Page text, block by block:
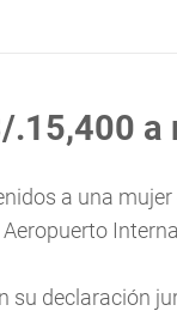
.15,400 a
a una
Aeropuerto
su declaración